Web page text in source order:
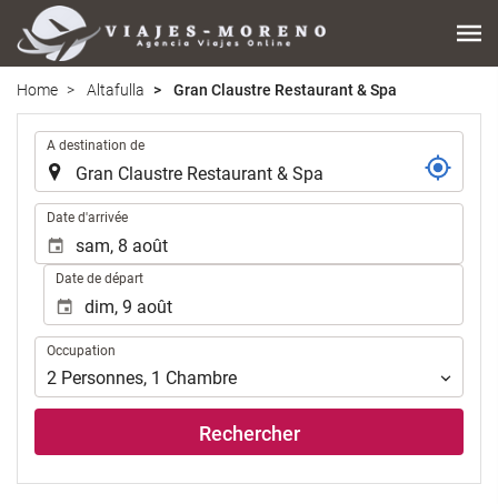
Home Altafulla Gran Claustre Restaurant & Spa
A destination de
Date d'arrivée
Date de départ
Occupation
Occupation
2 Personnes, 1 Chambre
Rechercher